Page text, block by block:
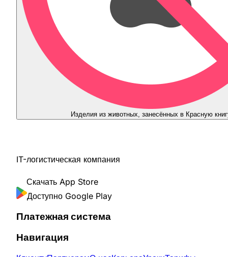
Изделия из животных, занесённых в Красную
IT-логистическая компания
Скачать App Store
Доступно Google Play
Платежная система
Навигация